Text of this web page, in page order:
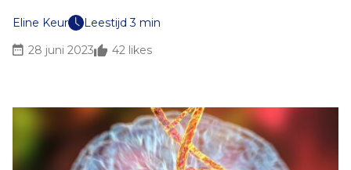
Eline Keur
Leestijd 3 min
28 juni 2023
42 likes